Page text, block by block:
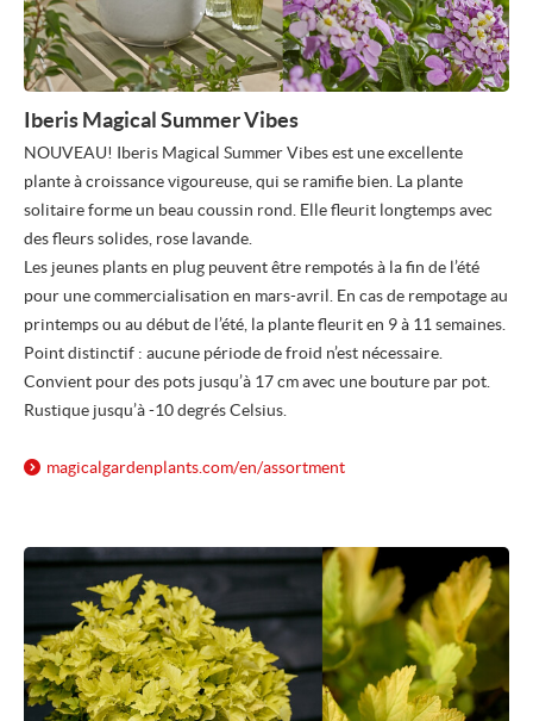
Iberis Magical Summer Vibes
NOUVEAU! Iberis Magical Summer Vibes est une excellente
plante à croissance vigoureuse, qui se ramifie bien. La plante
solitaire forme un beau coussin rond. Elle fleurit longtemps avec
des fleurs solides, rose lavande.
Les jeunes plants en plug peuvent être rempotés à la fin de l’été
pour une commercialisation en mars-avril. En cas de rempotage au
printemps ou au début de l’été, la plante fleurit en 9 à 11 semaines.
Point distinctif : aucune période de froid n’est nécessaire.
Convient pour des pots jusqu’à 17 cm avec une bouture par pot.
Rustique jusqu’à -10 degrés Celsius.
magicalgardenplants.com/en/assortment